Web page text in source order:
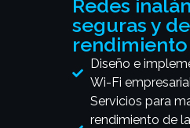
Redes
seguras y
rendimiento
Diseño e
Wi-Fi
Servicios para
rendimiento de